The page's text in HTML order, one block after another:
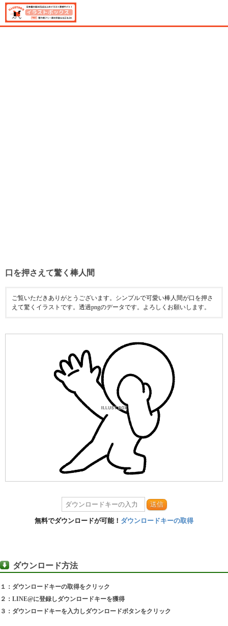
口を押さえて驚く棒人間
ご覧いただきありがとうございます。シンプルで可愛い棒人間が口を押さ
えて驚くイラストです。透過pngのデータです。よろしくお願いします。
送信
無料でダウンロードが可能！ ダウンロードキーの取得
ダウンロード方法
１：ダウンロードキーの取得をクリック
２：LINE@に登録しダウンロードキーを獲得
３：ダウンロードキーを入力しダウンロードボタンをクリック